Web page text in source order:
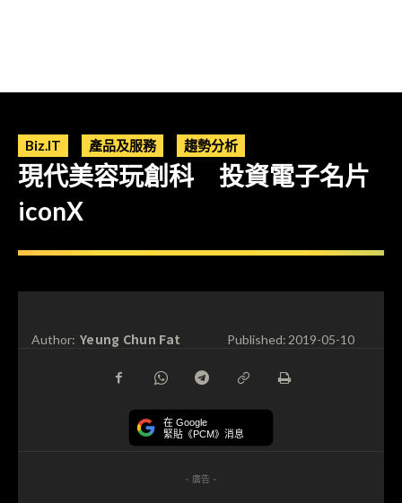
Biz.IT 產品及服務 趨勢分析
現代美容玩創科 投資電子名片
iconX
Author: Yeung Chun Fat Published:2019-05-10
在 Google
緊貼《PCM》消息
- 廣告 -